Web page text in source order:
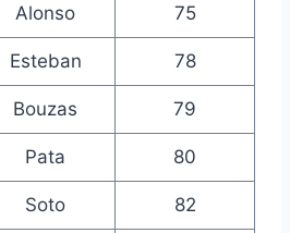
Alonso 75
Esteban 78
Bouzas 79
Pata 80
Soto 82